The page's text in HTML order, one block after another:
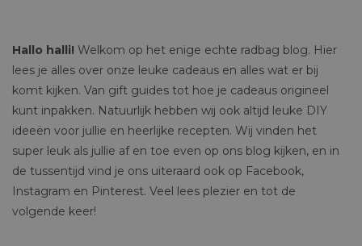
Hallo halli! Welkom op het enige echte radbag blog. Hier
lees je alles over onze leuke cadeaus en alles wat er bij
komt kijken. Van gift guides tot hoe je cadeaus origineel
kunt inpakken. Natuurlijk hebben wij ook altijd leuke DIY
ideeën voor jullie en heerlijke recepten. Wij vinden het
super leuk als jullie af en toe even op ons blog kijken, en in
de tussentijd vind je ons uiteraard ook op Facebook,
Instagram en Pinterest. Veel lees plezier en tot de
volgende keer!